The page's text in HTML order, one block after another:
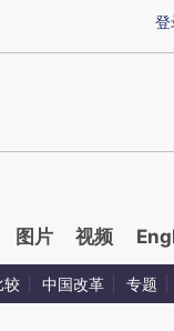
炼总结而成，可能与原
登
图片 视频
较 中国改革 专题